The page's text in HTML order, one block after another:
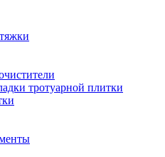
тротуарной плитки